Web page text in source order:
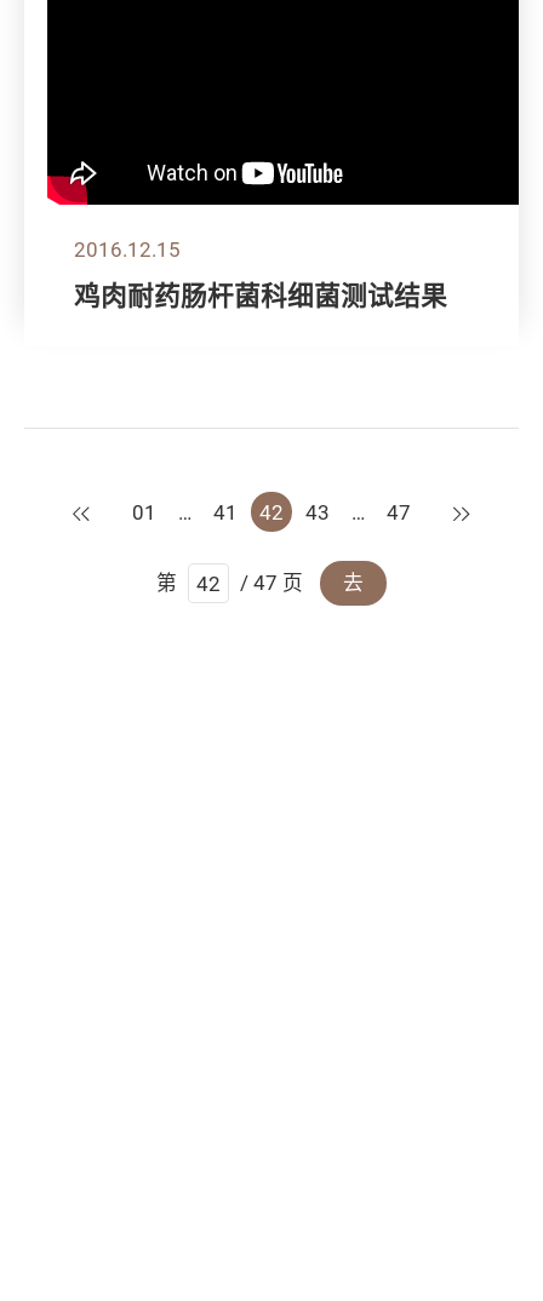
2016.12.15
鸡肉耐药肠杆菌科细菌测试结果
上一页
01 … 41 42 43 … 47 下一页
第 / 47 页 去